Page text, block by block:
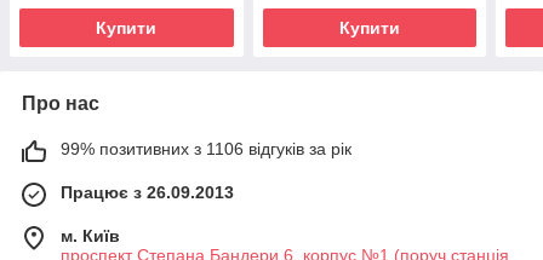
Купити Купити
Про нас
99% позитивних з 1106 відгуків за рік
Працює з 26.09.2013
м. Київ
проспект Степана Бандери 6, корпус №1 (поруч станція